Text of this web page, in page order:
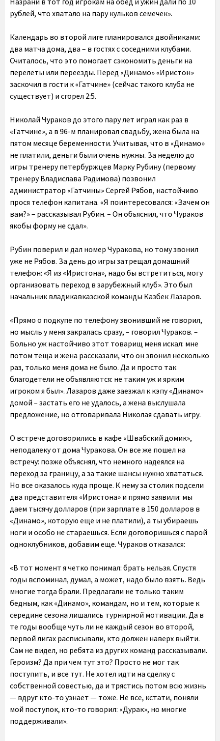
рублей, что хватало на пару кульков семечек».
Календарь во второй лиге планировался двойниками:
два матча дома, два – в гостях с соседними клубами.
Считалось, что это помогает сэкономить деньги на
перелеты или переезды. Перед «Динамо» «Иристон»
заскочил в гости к «Гатчине» (сейчас такого клуба не
существует) и сгорел 2:5.
Николай Чураков до этого пару лет играл как раз в
«Гатчине», а в 96-м планировал свадьбу, жена была на
пятом месяце беременности. Учитывая, что в «Динамо»
не платили, деньги были очень нужны. За неделю до
игры тренеру петербуржцев Марку Рубину (первому
тренеру Владислава Радимова) позвонил
администратор «Гатчины» Сергей Рябов, настойчиво
прося телефон капитана. «Я поинтересовался: «Зачем он
вам?» – рассказывал Рубин. – Он объяснил, что Чураков
якобы форму не сдал».
Рубин поверил и дал номер Чуракова, но тому звонил
уже не Рябов. За день до игры затрещал домашний
телефон: «Я из «Иристона», надо бы встретиться, могу
организовать переход в зарубежный клуб». Это был
начальник владикавказской команды Казбек Лазаров.
«Прямо о подкупе по телефону звонивший не говорил,
но мысль у меня закралась сразу, – говорил Чураков. –
Больно уж настойчиво этот товарищ меня искал: мне
потом теща и жена рассказали, что он звонил несколько
раз, только меня дома не было. Да и просто так
благодетели не объявляются: не таким уж и ярким
игроком я был». Лазаров даже заезжал к кэпу «Динамо»
домой – застать его не удалось, а жена выслушала
предложение, но отговаривала Николая сдавать игру.
О встрече договорились в кафе «Швабский домик»,
неподалеку от дома Чуракова. Он все же пошел на
встречу: позже объяснял, что немного надеялся на
переход за границу, а за такие шансы нужно хвататься.
Но все оказалось куда проще. К нему за столик подсели
два представителя «Иристона» и прямо заявили: мы
даем тысячу долларов (при зарплате в 150 долларов в
«Динамо», которую еще и не платили), а ты убираешь
ноги и особо не стараешься. Если договоришься с парой
одноклубников, добавим еще. Чураков отказался:
«В тот момент я четко понимал: брать нельзя. Спустя
годы вспоминал, думал, а может, надо было взять. Ведь
многие тогда брали. Предлагали не только таким
бедным, как «Динамо», командам, но и тем, которые к
середине сезона лишались турнирной мотивации. Да в
те годы вообще чуть ли не каждый сезон во второй,
первой лигах расписывали, кто должен наверх выйти.
Сам не видел, но ребята из других команд рассказывали.
Героизм? Да при чем тут это? Просто не мог так
поступить, и все тут. Не хотел идти на сделку с
собственной совестью, да и трястись потом всю жизнь
— вдруг кто-то узнает — тоже. Не все, кстати, поняли
мой поступок, кто-то говорил: «Дурак», но многие
поддерживали».